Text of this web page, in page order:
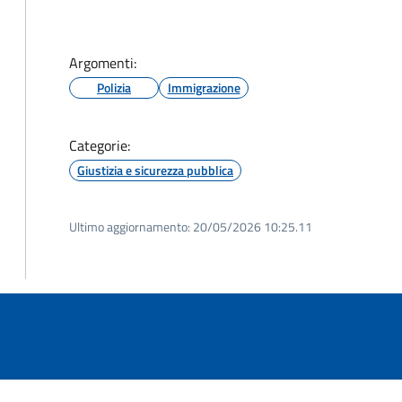
Argomenti:
Polizia Immigrazione
Categorie:
Giustizia e sicurezza pubblica
Ultimo aggiornamento: 20/05/2026 10:25.11